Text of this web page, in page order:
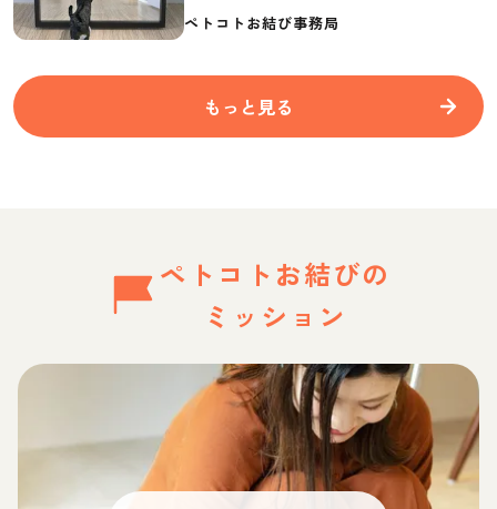
要なものを紹介
ペトコトお結び事務局
もっと見る
ペトコトお結びの
ミッション